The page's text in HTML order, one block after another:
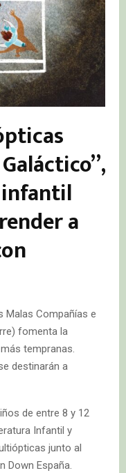
a
Malas Compañías e
fomenta la
tempranas.
destinarán a
de entre 8 y 12
Infantil y
junto al
Down España.